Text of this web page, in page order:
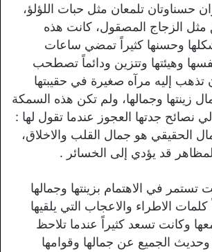
حسناوتان تلمعان مثل حبات اللؤلؤ،
الزجاج المصقول، كانت هذه
وحسنها كثيراً تمضي ساعات
وهيئتها وتتزين ودائماً تصطحب
إليه مرآه صغيرة في حقيبتها
زينتها وجمالها، ولم تكن هذه السمكة
نصائح جدتها العجوز عندما تقول لها :
الحقيقي هو جمال القلب والاخلاق،
قد يؤدي إلى الخسائر .
في الاهتمام بزينتها وجمالها
الاطراء والاعجاب التي يلقيها
وكانت تسعد كثيراً عندما تلاحظ
وحديث الجميع عن جمالها وقوامها